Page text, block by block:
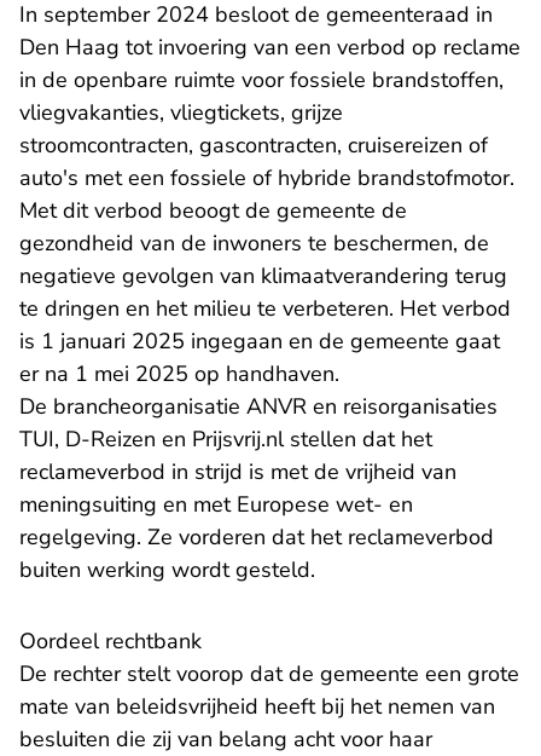
In september 2024 besloot de gemeenteraad in
Den Haag tot invoering van een verbod op reclame
in de openbare ruimte voor fossiele brandstoffen,
vliegvakanties, vliegtickets, grijze
stroomcontracten, gascontracten, cruisereizen of
auto's met een fossiele of hybride brandstofmotor.
Met dit verbod beoogt de gemeente de
gezondheid van de inwoners te beschermen, de
negatieve gevolgen van klimaatverandering terug
te dringen en het milieu te verbeteren. Het verbod
is 1 januari 2025 ingegaan en de gemeente gaat
er na 1 mei 2025 op handhaven.
De brancheorganisatie ANVR en reisorganisaties
TUI, D-Reizen en Prijsvrij.nl stellen dat het
reclameverbod in strijd is met de vrijheid van
meningsuiting en met Europese wet- en
regelgeving. Ze vorderen dat het reclameverbod
buiten werking wordt gesteld.
Oordeel rechtbank
De rechter stelt voorop dat de gemeente een grote
mate van beleidsvrijheid heeft bij het nemen van
besluiten die zij van belang acht voor haar